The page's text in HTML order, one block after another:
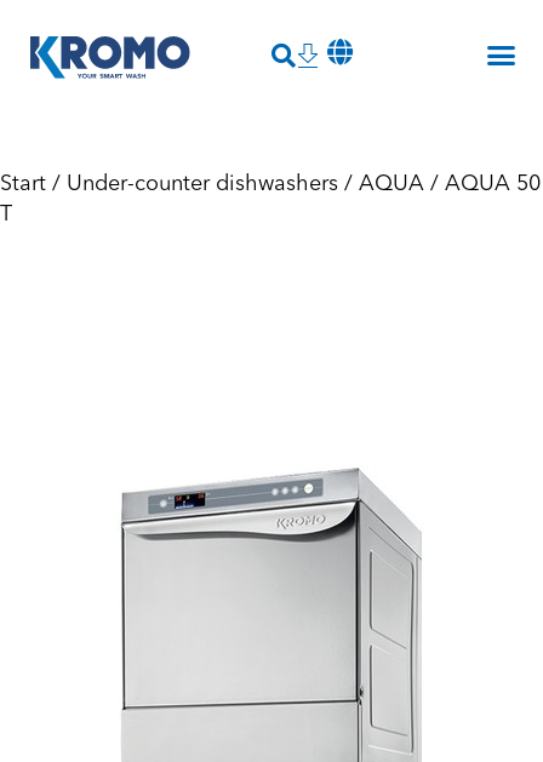
Start / Under-counter dishwashers / AQUA / AQUA 50
T